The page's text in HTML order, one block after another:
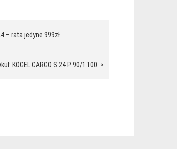
– rata jedyne 999zł
KÖGEL CARGO S 24 P 90/1.100 >